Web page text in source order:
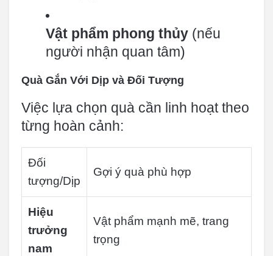
Vật phẩm phong thủy (nếu
người nhận quan tâm)
Quà Gắn Với Dịp và Đối Tượng
Việc lựa chọn quà cần linh hoạt theo
từng hoàn cảnh:
Đối
tượng/Dịp
Gợi ý quà phù hợp
Hiệu
trưởng
nam
Vật phẩm mạnh mẽ, trang
trọng